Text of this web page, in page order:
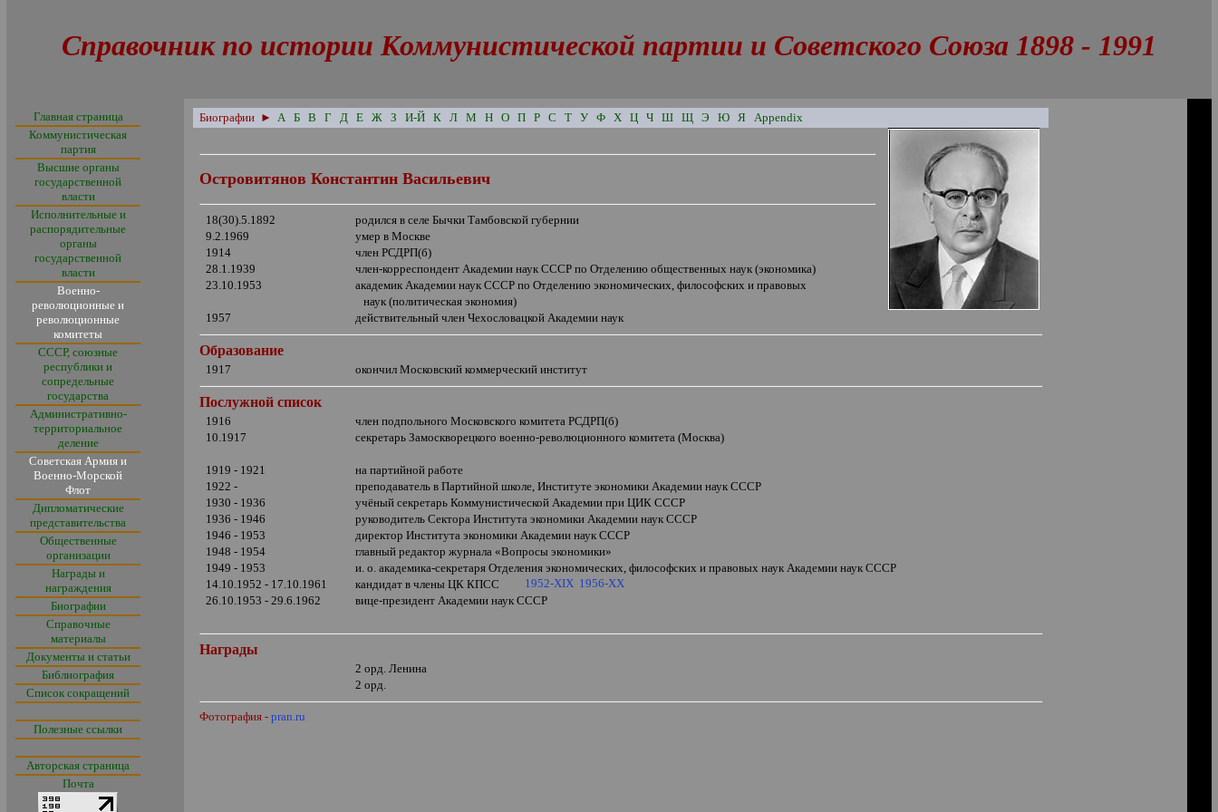
Справочник по истории Коммунистической партии и Советского Союза 1898 - 1991
Главная страница
Коммунистическая
партия
Высшие органы
государственной
власти
Исполнительные и
распорядительные
органы
государственной
власти
Военно-
революционные и
революционные
комитеты
СССР, союзные
республики и
сопредельные
государства
Административно-
территориальное
деление
Советская Армия и
Военно-Морской
Флот
Дипломатические
представительства
Общественные
организации
Награды и
награждения
Биографии
Справочные
материалы
Документы и статьи
Библиография
Список сокращений
Полезные ссылки
Авторская страница
Почта
Биографии ► А Б В Г Д Е Ж З И-Й К Л М Н О П Р С Т У Ф Х Ц Ч Ш Щ Э Ю Я Appendix
Островитянов Константин Васильевич
18(30).5.1892
родился в селе Бычки Тамбовской губернии
9.2.1969
умер в Москве
1914
член РСДРП(б)
28.1.1939
член-корреспондент Академии наук СССР по Отделению общественных наук (экономика)
23.10.1953
академик Академии наук СССР по Отделению экономических, философских и правовых
наук (политическая экономия)
1957
действительный член Чехословацкой Академии наук
Образование
1917 окончил Московский коммерческий институт
Послужной список
1916
член подпольного Московского комитета РСДРП(б)
10.1917
секретарь Замоскворецкого военно-революционного комитета (Москва)
1919 - 1921
на партийной работе
1922 -
преподаватель в Партийной школе, Институте экономики Академии наук СССР
1930 - 1936
учёный секретарь Коммунистической Академии при ЦИК СССР
1936 - 1946
руководитель Сектора Института экономики Академии наук СССР
1946 - 1953
директор Института экономики Академии наук СССР
1948 - 1954
главный редактор журнала «Вопросы экономики»
1949 - 1953
и. о. академика-секретаря Отделения экономических, философских и правовых наук Академии наук СССР
14.10.1952 - 17.10.1961
кандидат в члены ЦК КПСС 1952-XIX 1956-XX
26.10.1953 - 29.6.1962
вице-президент Академии наук СССР
Награды
2 орд. Ленина
2 орд.
Фотография - pran.ru